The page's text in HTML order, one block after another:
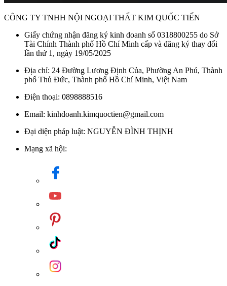
CÔNG TY TNHH NỘI NGOẠI THẤT KIM QUỐC TIẾN
Giấy chứng nhận đăng ký kinh doanh số 0318800255 do Sở
Tài Chính Thành phố Hồ Chí Minh cấp và đăng ký thay đổi
lần thứ 1, ngày 19/05/2025
Địa chỉ: 24 Đường Lương Định Của, Phường An Phú, Thành
phố Thủ Đức, Thành phố Hồ Chí Minh, Việt Nam
Điện thoại: 0898888516
Email: kinhdoanh.kimquoctien@gmail.com
Đại diện pháp luật: NGUYỄN ĐÌNH THỊNH
Mạng xã hội: